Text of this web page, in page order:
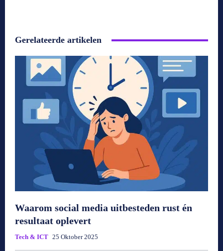
Gerelateerde artikelen
Waarom social media uitbesteden rust én
resultaat oplevert
Tech & ICT 25 Oktober 2025